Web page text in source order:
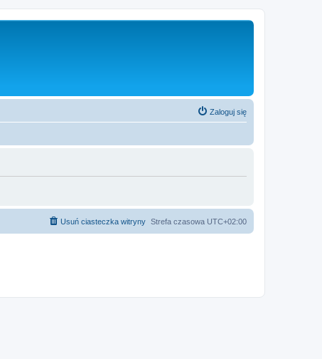
Zaloguj się
Strefa czasowa UTC+02:00
Usuń ciasteczka witryny